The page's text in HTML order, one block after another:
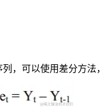
，可以使用差分方